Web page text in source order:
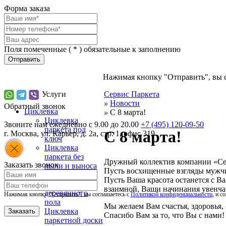
Форма заказа
Поля помеченные ( * ) обязательные к заполнению
Отправить
Нажимая кнопку "Отправить", вы
Обратный звонок
Звоните нам ежедневно с 9.00 до 20.00 +7 (495) 120-09-50
г. Москва, ул. Карьер, д. 2а, стр. 1, офис 319
Заказать звонок
Нажимая кнопку "Отправить", вы соглашаетесь с Политикой конфиденциальности, и
Услуги
Циклевка
Циклевка
паркета под
ключ
Циклевка
паркета без
пыли и выноса
Циклевка
деревянного
пола
Циклевка
паркетной доски
Сервис Паркета
» Новости
» С 8 марта!
С 8 марта!
Дружный коллектив компании
Пусть восхищенные взгляды
Пусть Ваша красота останется с
взаимной, Ваши начинания
Мы желаем Вам счастья,
Спасибо Вам за то, что Вы с нами!